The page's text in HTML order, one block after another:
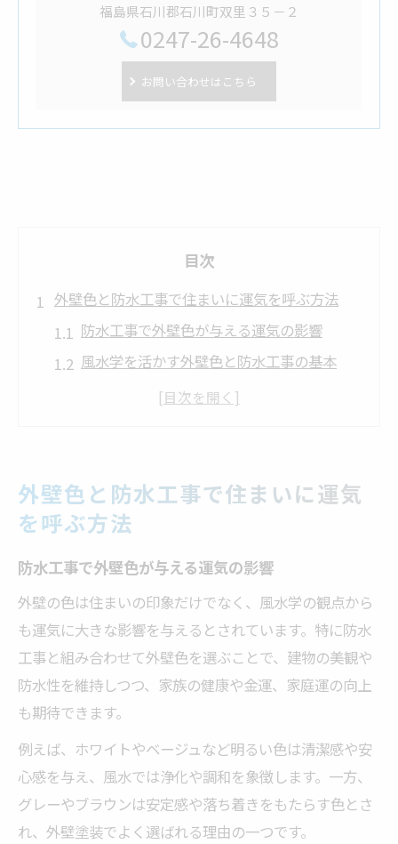
福島県石川郡石川町双里３５－２
0247-26-4648
お問い合わせはこちら
目次
外壁色と防水工事で住まいに運気を呼ぶ方法
防水工事で外壁色が与える運気の影響
風水学を活かす外壁色と防水工事の基本
住まいの運気を高める防水工事の役割
防水工事を活かした外壁色選びの秘訣を公開
防水工事に最適な外壁色の選び方とは
外壁色選びで防水工事の効果を実感する方
法
防水工事と調和する外壁色のポイント
防水工事後におすすめの風水的外壁色
風水学が導く外壁カラーと防水工事の関係性
風水学の視点で考える防水工事の重要性
外壁カラーが防水工事に与える影響を解説
防水工事と相性の良い風水的な色とは
外壁色と防水工事で住まいに運気
を呼ぶ方法
防水工事で外壁色が与える運気の影響
外壁の色は住まいの印象だけでなく、風水学の観点から
も運気に大きな影響を与えるとされています。特に防水
工事と組み合わせて外壁色を選ぶことで、建物の美観や
防水性を維持しつつ、家族の健康や金運、家庭運の向上
も期待できます。
例えば、ホワイトやベージュなど明るい色は清潔感や安
心感を与え、風水では浄化や調和を象徴します。一方、
グレーやブラウンは安定感や落ち着きをもたらす色とさ
れ、外壁塗装でよく選ばれる理由の一つです。